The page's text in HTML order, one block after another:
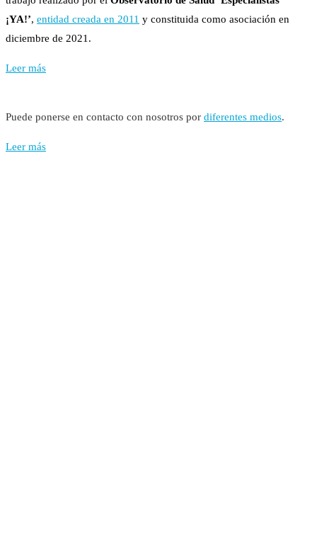
¡YA!’, entidad creada en 2011 y constituida como asociación en
diciembre de 2021.
Leer más
Puede ponerse en contacto con nosotros por diferentes medios.
Leer más